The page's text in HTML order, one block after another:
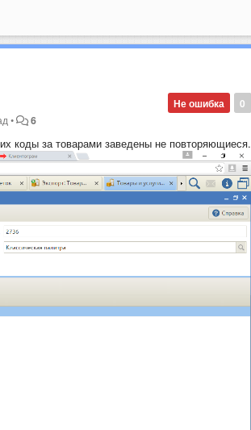
0
Не ошибка
• 6
коды за товарами заведены не повторяющиеся.